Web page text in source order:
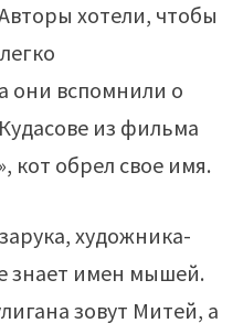
хотели, чтобы
они вспомнили о
из фильма
кот обрел свое имя.
художника-
знает имен мышей.
зовут Митей, а